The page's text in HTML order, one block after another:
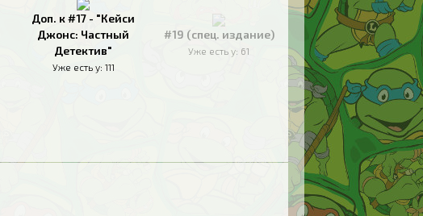
Доп. к #17 - "Кейси
Джонс: Частный
Детектив"
Уже есть у: 111
#19 (спец. издание)
Уже есть у: 61